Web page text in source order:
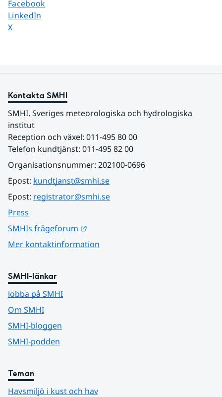
Dela sidan på
Facebook
Dela sidan på
LinkedIn
Dela sidan på
X
Kontakta SMHI
SMHI, Sveriges meteorologiska och hydrologiska
institut
Reception och växel: 011-495 80 00
Telefon kundtjänst: 011-495 82 00
Organisationsnummer: 202100-0696
Epost: kundtjanst@smhi.se
Epost: registrator@smhi.se
Press
SMHIs frågeforum
Mer kontaktinformation
SMHI-länkar
Jobba på SMHI
Om SMHI
SMHI-bloggen
SMHI-podden
Teman
Havsmiljö i kust och hav